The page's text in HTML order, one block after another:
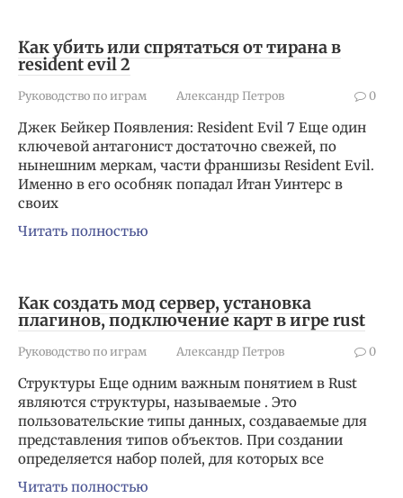
Как убить или спрятаться от тирана в
resident evil 2
Руководство по играм Александр Петров 0
Джек Бейкер Появления: Resident Evil 7 Еще один
ключевой антагонист достаточно свежей, по
нынешним меркам, части франшизы Resident Evil.
Именно в его особняк попадал Итан Уинтерс в
своих
Читать полностью
Как создать мод сервер, установка
плагинов, подключение карт в игре rust
Руководство по играм Александр Петров 0
Структуры Еще одним важным понятием в Rust
являются структуры, называемые . Это
пользовательские типы данных, создаваемые для
представления типов объектов. При создании
определяется набор полей, для которых все
Читать полностью